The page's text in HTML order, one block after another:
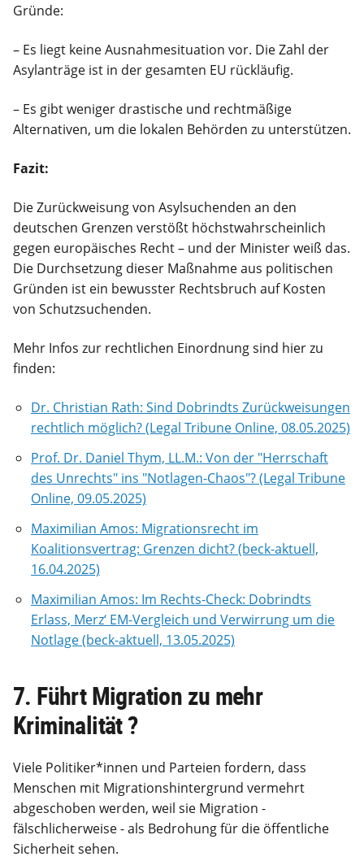
Gründe:
– Es liegt keine Ausnahmesituation vor. Die Zahl der
Asylanträge ist in der gesamten EU rückläufig.
– Es gibt weniger drastische und rechtmäßige
Alternativen, um die lokalen Behörden zu unterstützen.
Fazit:
Die Zurückweisung von Asylsuchenden an den
deutschen Grenzen verstößt höchstwahrscheinlich
gegen europäisches Recht – und der Minister weiß das.
Die Durchsetzung dieser Maßnahme aus politischen
Gründen ist ein bewusster Rechtsbruch auf Kosten
von Schutzsuchenden.
Mehr Infos zur rechtlichen Einordnung sind hier zu
finden:
Dr. Christian Rath: Sind Dobrindts Zurück­wei­sungen
recht­lich mög­lich? (Legal Tribune Online, 08.05.2025)
Prof. Dr. Daniel Thym, LL.M.: Von der "Herr­schaft
des Unrechts" ins "Not­lagen-Chaos"? (Legal Tribune
Online, 09.05.2025)
Maximilian Amos: Migrationsrecht im
Koalitionsvertrag: Grenzen dicht? (beck-aktuell,
16.04.2025)
Maximilian Amos: Im Rechts-Check: Dobrindts
Erlass, Merz‘ EM-Vergleich und Verwirrung um die
Notlage (beck-aktuell, 13.05.2025)
7. Führt Migration zu mehr
Kriminalität ?
Viele Politiker*innen und Parteien fordern, dass
Menschen mit Migrationshintergrund vermehrt
abgeschoben werden, weil sie Migration -
fälschlicherweise - als Bedrohung für die öffentliche
Sicherheit sehen.